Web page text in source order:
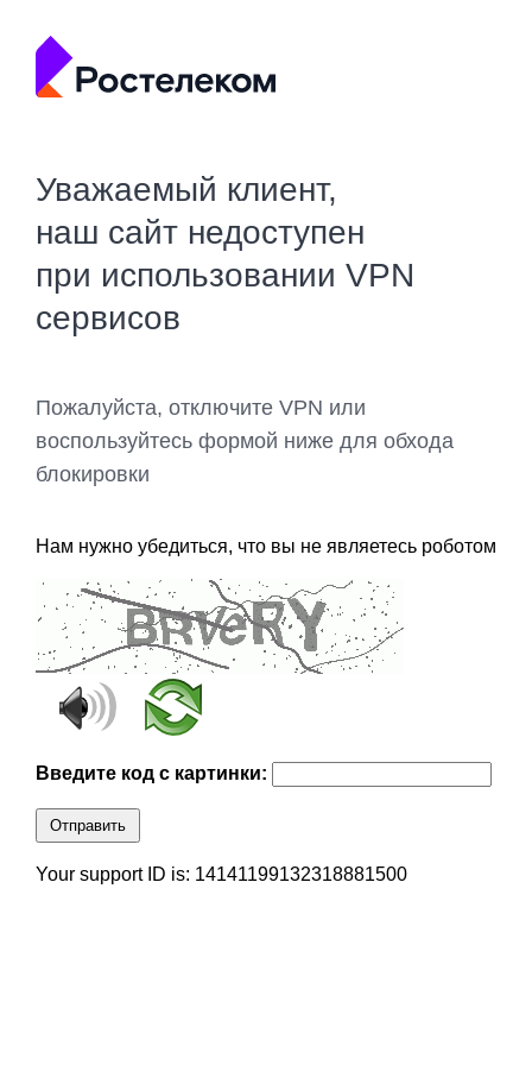
Уважаемый клиент,
наш сайт недоступен
при использовании VPN
сервисов
Пожалуйста, отключите VPN или
воспользуйтесь формой ниже для обхода
блокировки
Нам нужно убедиться, что вы не являетесь роботом
Введите код с картинки:
Отправить
Your support ID is: 14141199132318881500